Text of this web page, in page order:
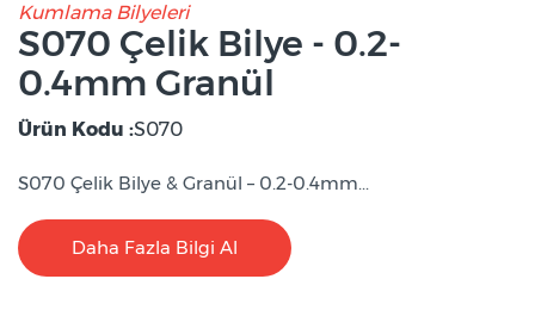
Kumlama Bilyeleri
S070 Çelik Bilye - 0.2-
0.4mm Granül
Ürün Kodu :S070
S070 Çelik Bilye & Granül – 0.2-0.4mm...
Daha Fazla Bilgi Al